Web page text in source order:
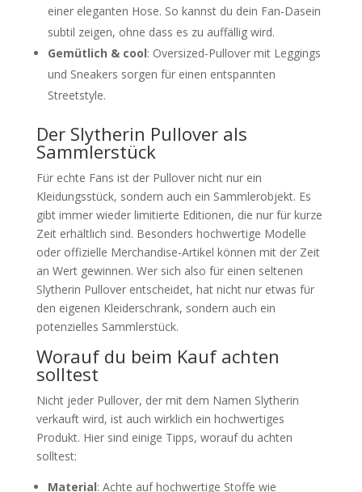
einer eleganten Hose. So kannst du dein Fan-Dasein
subtil zeigen, ohne dass es zu auffällig wird.
Gemütlich & cool: Oversized-Pullover mit Leggings
und Sneakers sorgen für einen entspannten
Streetstyle.
Der Slytherin Pullover als
Sammlerstück
Für echte Fans ist der Pullover nicht nur ein
Kleidungsstück, sondern auch ein Sammlerobjekt. Es
gibt immer wieder limitierte Editionen, die nur für kurze
Zeit erhältlich sind. Besonders hochwertige Modelle
oder offizielle Merchandise-Artikel können mit der Zeit
an Wert gewinnen. Wer sich also für einen seltenen
Slytherin Pullover entscheidet, hat nicht nur etwas für
den eigenen Kleiderschrank, sondern auch ein
potenzielles Sammlerstück.
Worauf du beim Kauf achten
solltest
Nicht jeder Pullover, der mit dem Namen Slytherin
verkauft wird, ist auch wirklich ein hochwertiges
Produkt. Hier sind einige Tipps, worauf du achten
solltest:
Material: Achte auf hochwertige Stoffe wie